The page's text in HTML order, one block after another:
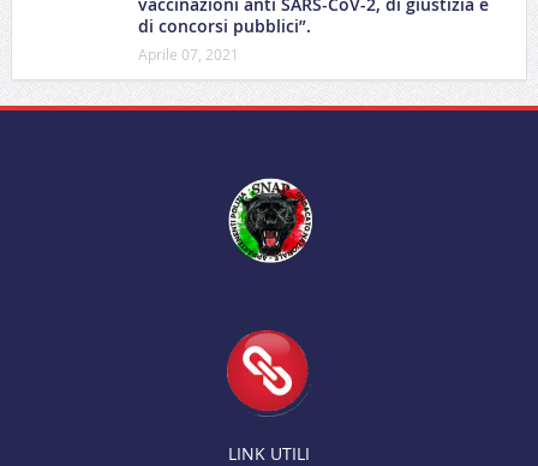
di concorsi pubblici”.
Aprile 07, 2021
LINK UTILI